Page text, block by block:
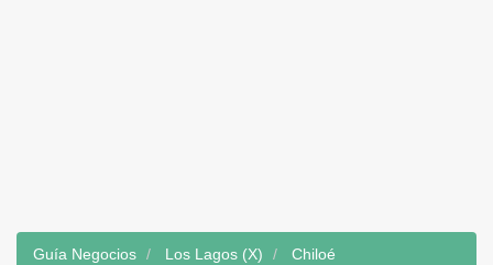
Guía Negocios Los Lagos (X)
Chiloé